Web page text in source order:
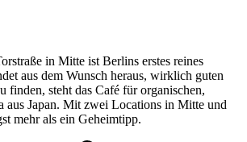
in Mitte ist Berlins erstes reines
aus dem Wunsch heraus, wirklich guten
finden, steht das Café für organischen,
aus Japan. Mit zwei Locations in Mitte und
mehr als ein Geheimtipp.